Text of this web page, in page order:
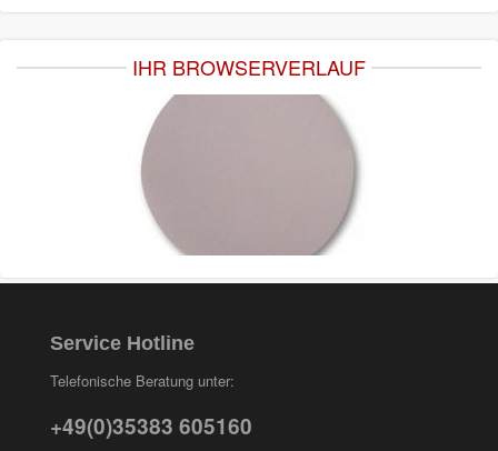
IHR BROWSERVERLAUF
Service Hotline
Telefonische Beratung unter:
+49(0)35383 605160